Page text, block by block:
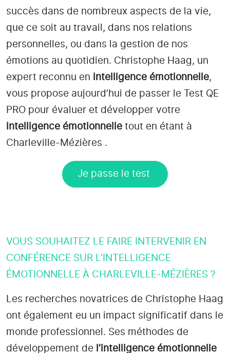
succès dans de nombreux aspects de la vie,
que ce soit au travail, dans nos relations
personnelles, ou dans la gestion de nos
émotions au quotidien. Christophe Haag, un
expert reconnu en intelligence émotionnelle,
vous propose aujourd’hui de passer le Test QE
PRO pour évaluer et développer votre
intelligence émotionnelle tout en étant à
Charleville-Mézières .
Je passe le test
VOUS SOUHAITEZ LE FAIRE INTERVENIR EN
CONFÉRENCE SUR L’INTELLIGENCE
ÉMOTIONNELLE À CHARLEVILLE-MÉZIÈRES ?
Les recherches novatrices de Christophe Haag
ont également eu un impact significatif dans le
monde professionnel. Ses méthodes de
développement de l’intelligence émotionnelle